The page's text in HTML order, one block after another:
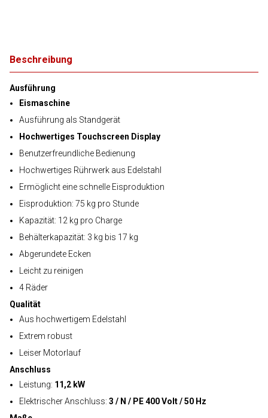
Beschreibung
Ausführung
Eismaschine
Ausführung als Standgerät
Hochwertiges Touchscreen Display
Benutzerfreundliche Bedienung
Hochwertiges Rührwerk aus Edelstahl
Ermöglicht eine schnelle Eisproduktion
Eisproduktion: 75 kg pro Stunde
Kapazität: 12 kg pro Charge
Behälterkapazität: 3 kg bis 17 kg
Abgerundete Ecken
Leicht zu reinigen
4 Räder
Qualität
Aus hochwertigem Edelstahl
Extrem robust
Leiser Motorlauf
Anschluss
Leistung: 11,2 kW
Elektrischer Anschluss: 3 / N / PE 400 Volt / 50 Hz